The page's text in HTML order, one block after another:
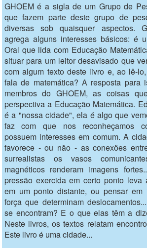
GHOEM é a sigla de um Grupo de
que fazem parte deste grupo de
diversas sob quaisquer aspectos.
agrega alguns interesses básicos: é
Oral que lida com Educação
situar para um leitor desavisado que
com algum texto deste livro e, ao lê-
fala de matemática? A resposta para
membros do GHOEM, as coisas
perspectiva a Educação Matemática.
é a "nossa cidade", ela é algo que
faz com que nos reconheçamos
possuem interesses em comum. A
favorece - ou não - as conexões
surrealistas os vasos
magnéticos renderam imagens
pressão exercida em certo ponto leva
em um ponto distante, ou pensar
força que determinam
se encontram? E o que elas têm a
Neste livros, os textos relatam
Este livro é uma cidade...